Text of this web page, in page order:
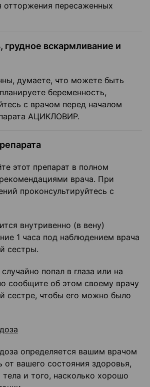
отторжения пересаженных
грудное вскармливание и
думаете, что можете быть
беременность,
с врачом перед началом
АЦИКЛОВИР.
этот препарат в полном
врача. При
проконсультируйтесь с
внутривенно (в вену)
1 часа под наблюдением врача
сестры.
попал в глаза или на
сообщите об этом своему врачу
сестре, чтобы его можно было
определяется вашим врачом
от вашего состояния здоровья,
и того, насколько хорошо